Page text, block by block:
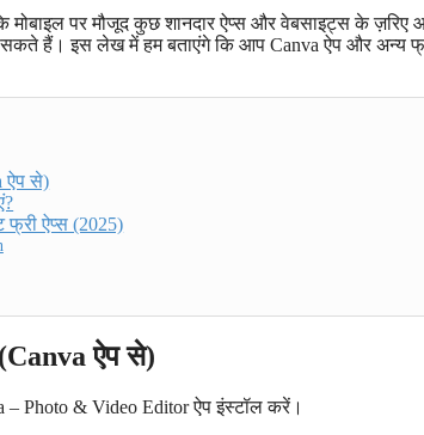
मोबाइल पर मौजूद कुछ शानदार ऐप्स और वेबसाइट्स के ज़रिए
सकते हैं। इस लेख में हम बताएंगे कि आप Canva ऐप और अन्य
ऐप से)
फ्री ऐप्स (2025)
(Canva ऐप से)
– Photo & Video Editor ऐप इंस्टॉल करें।